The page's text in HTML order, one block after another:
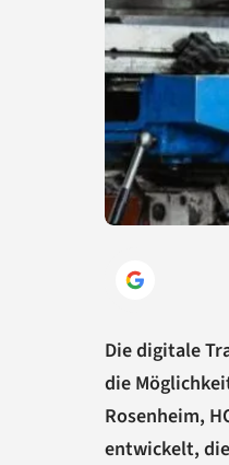
Die digitale
die
Rosenheim,
entwickelt,